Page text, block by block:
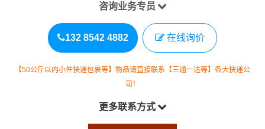
咨询业务专员
132 8542 4882 在线询价
【50公斤以内小件快递包裹等】物品请直接联系【三通一达等】各大快递公
司！
更多联系方式